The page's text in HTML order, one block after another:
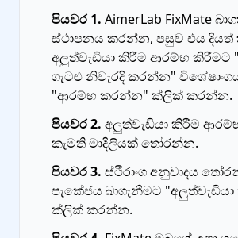
පියවර 1. AimerLab FixMate
ස්ථාපනය කරන්න, පසුව එය දියත්
අලුත්වැඩියා කිරීම ආරම්භ කිරීමට
ගැටළු නිවැරදි කරන්න"
"ආරම්භ කරන්න" ක්ලික් කරන්න.
පියවර 2. අලුත්වැඩියා කිරීම
කැමති මාදිලියක් තෝරන්න.
පියවර 3. ස්ථිරාංග අනුවාදය
පැකේජය බාගැනීමට
ක්ලික් කරන්න.